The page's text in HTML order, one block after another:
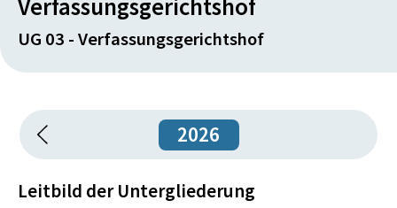
Verfassungsgerichtshof
UG 03 - Verfassungsgerichtshof
2026
Leitbild der Untergliederung